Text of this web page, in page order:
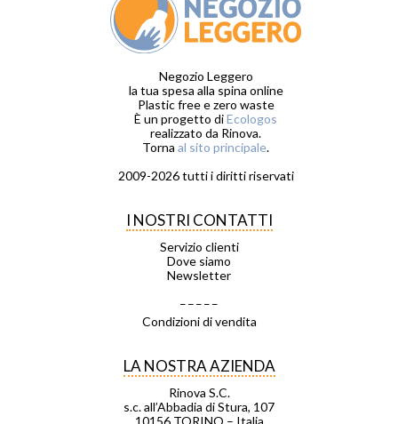
Negozio Leggero
la tua spesa alla spina online
Plastic free e zero waste
È un progetto diEcologos
realizzato da Rinova.
Torna al sito principale.
2009-2026 tutti i diritti riservati
I NOSTRI CONTATTI
Servizio clienti
Dove siamo
Newsletter
Condizioni di vendita
LA NOSTRA AZIENDA
Rinova S.C.
s.c. all’Abbadia di Stura, 107
10156 TORINO – Italia